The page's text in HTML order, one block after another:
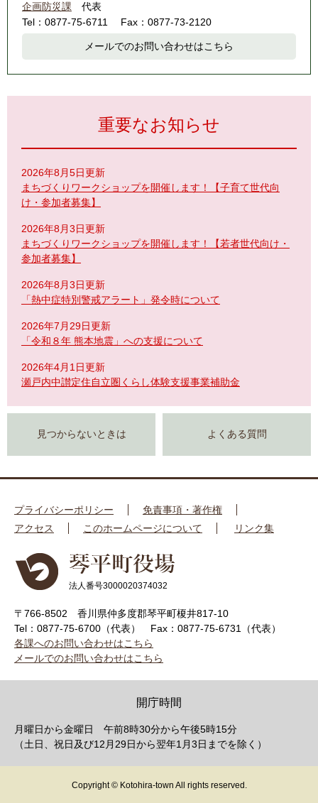
企画防災課
代表
Tel：0877-75-6711
Fax：0877-73-2120
メールでのお問い合わせはこちら
重要なお知らせ
2026年8月5日更新
まちづくりワークショップを開催します！【子育て世代向
け・参加者募集】
2026年8月3日更新
まちづくりワークショップを開催します！【若者世代向け・
参加者募集】
2026年8月3日更新
「熱中症特別警戒アラート」発令時について
2026年7月29日更新
「令和８年 熊本地震」への支援について
2026年4月1日更新
瀬戸内中讃定住自立圏くらし体験支援事業補助金
見つからないときは よくある質問
プライバシーポリシー
免責事項・著作権
アクセス
このホームページについて リンク集
法人番号3000020374032
〒766-8502 香川県仲多度郡琴平町榎井817-10
Tel：0877-75-6700（代表）
Fax：0877-75-6731（代表）
各課へのお問い合わせはこちら
メールでのお問い合わせはこちら
開庁時間
月曜日から金曜日 午前8時30分から午後5時15分
（土日、祝日及び12月29日から翌年1月3日までを除く）
Copyright © Kotohira-town All rights reserved.